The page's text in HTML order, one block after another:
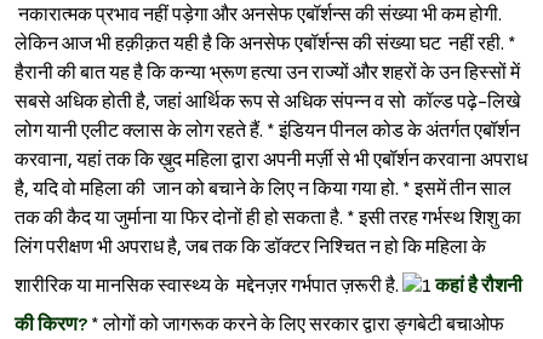
नकारात्मक प्रभाव नहीं पड़ेगा और अनसेफ एबॉर्शन्स की संख्या भी कम होगी.
लेकिन आज भी हक़ीक़त यही है कि अनसेफ एबॉर्शन्स की संख्या घट नहीं रही. *
हैरानी की बात यह है कि कन्या भ्रूण हत्या उन राज्यों और शहरों के उन हिस्सों में
सबसे अधिक होती है, जहां आर्थिक रूप से अधिक संपन्न व सो कॉल्ड पढ़े-लिखे
लोग यानी एलीट क्लास के लोग रहते हैं. * इंडियन पीनल कोड के अंतर्गत एबॉर्शन
करवाना, यहां तक कि ख़ुद महिला द्वारा अपनी मर्ज़ी से भी एबॉर्शन करवाना अपराध
है, यदि वो महिला की जान को बचाने के लिए न किया गया हो. * इसमें तीन साल
तक की कैद या जुर्माना या फिर दोनों ही हो सकता है. * इसी तरह गर्भस्थ शिशु का
लिंग परीक्षण भी अपराध है, जब तक कि डॉक्टर निश्‍चित न हो कि महिला के
शारीरिक या मानसिक स्वास्थ्य के मद्देनज़र गर्भपात ज़रूरी है.
कहां है रौशनी
की किरण? * लोगों को जागरूक करने के लिए सरकार द्वारा ङ्गबेटी बचाओफ